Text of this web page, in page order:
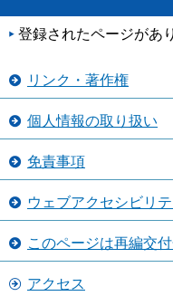
登録されたページがあ
リンク・著作権
個人情報の取り扱い
免責事項
ウェブアクセシビリ
このページは再編交
アクセス